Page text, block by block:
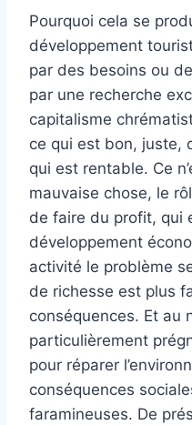
Pourquoi cela se
développement
par des besoins ou
par une recherche
capitalisme
ce qui est bon, juste,
qui est rentable. Ce
mauvaise chose, le
de faire du profit, qui
développement
activité le problème
de richesse est plus
conséquences. Et au
particulièrement
pour réparer
conséquences
faramineuses. De